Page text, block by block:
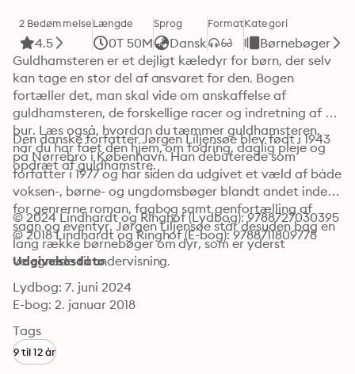
2 Bedømmelse
4.5
Længde
0T 50M
Sprog
Dansk
FormatKategori
Børnebøger
Guldhamsteren er et dejligt kæledyr for børn, der selv
kan tage en stor del af ansvaret for den. Bogen
fortæller det, man skal vide om anskaffelse af
guldhamsteren, de forskellige racer og indretning af
bur. Læs også, hvordan du tæmmer guldhamsteren,
når du har fået den hjem, om fodring, daglig pleje og
opdræt af guldhamstre.
Den danske forfatter Jørgen Liljensøe blev født i 1943
på Nørrebro i København. Han debuterede som
forfatter i 1977 og har siden da udgivet et væld af både
voksen-, børne- og ungdomsbøger blandt andet inden
for genrerne roman, fagbog samt genfortælling af
sagn og eventyr. Jørgen Liljensøe står desuden bag en
lang række børnebøger om dyr, som er yderst
velegnede til undervisning.
© 2024 Lindhardt og Ringhof (Lydbog): 9788727030395
© 2018 Lindhardt og Ringhof (E-bog): 9788711809778
Udgivelsesdato
Lydbog: 7. juni 2024
E-bog: 2. januar 2018
Tags
9 til 12 år